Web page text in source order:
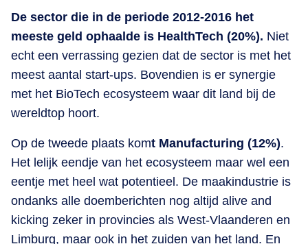
De sector die in de periode 2012-2016 het
meeste geld ophaalde is HealthTech (20%). Niet
echt een verrassing gezien dat de sector is met het
meest aantal start-ups. Bovendien is er synergie
met het BioTech ecosysteem waar dit land bij de
wereldtop hoort.
Op de tweede plaats komt Manufacturing (12%).
Het lelijk eendje van het ecosysteem maar wel een
eentje met heel wat potentieel. De maakindustrie is
ondanks alle doemberichten nog altijd alive and
kicking zeker in provincies als West-Vlaanderen en
Limburg, maar ook in het zuiden van het land. En